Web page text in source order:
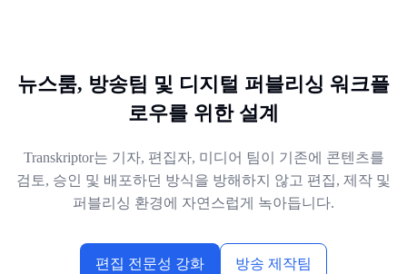
뉴스룸, 방송팀 및 디지털 퍼블리싱 워크플
로우를 위한 설계
Transkriptor는 기자, 편집자, 미디어 팀이 기존에 콘텐츠를
검토, 승인 및 배포하던 방식을 방해하지 않고 편집, 제작 및
퍼블리싱 환경에 자연스럽게 녹아듭니다.
편집 전문성 강화 방송 제작팀